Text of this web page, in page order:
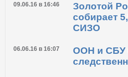
09.06.16 в 16:46
Золотой
собирает
СИЗО
06.06.16 в 16:07
ООН и СБУ